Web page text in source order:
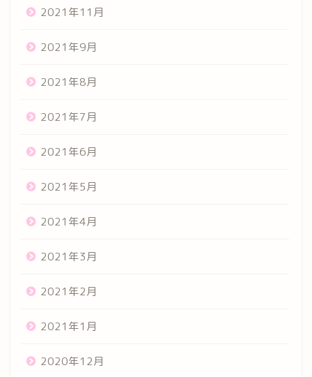
2021年11月
2021年9月
2021年8月
2021年7月
2021年6月
2021年5月
2021年4月
2021年3月
2021年2月
2021年1月
2020年12月